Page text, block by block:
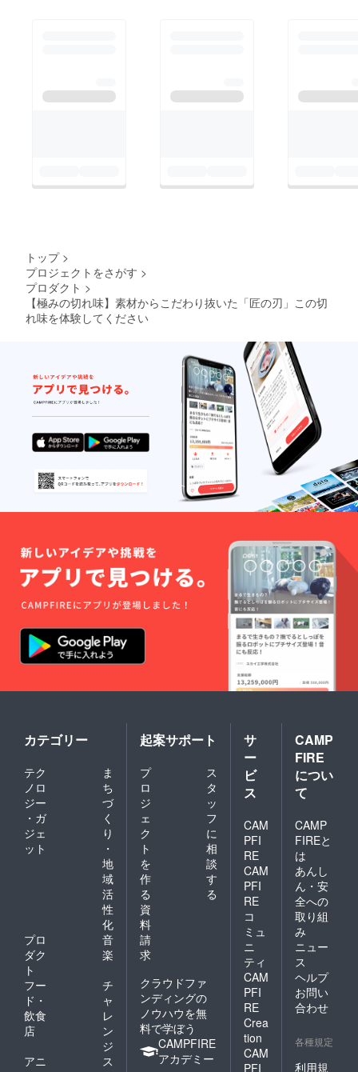
トップ >
プロジェクトをさがす >
プロダクト >
【極みの切れ味】素材からこだわり抜いた「匠の刃」この切
れ味を体験してください
カテゴリー
テク
ノロ
ジー
・ガ
ジェ
ット
ま
ち
づ
く
り
・
地
域
活
性
化
プロ
ダク
ト
音
楽
フー
ド・
飲食
店
チ
ャ
レ
ン
ジ
アニ
ス
起案サポート
プ
ロ
ジ
ェ
ク
ト
を
作
る
ス
タ
ッ
フ
に
相
談
す
る
資
料
請
求
クラウドファ
ンディングの
ノウハウを無
料で学ぼう
CAMPFIRE
アカデミー
サ
ー
ビ
ス
CAM
PFI
RE
CAM
PFI
RE
コ
ミュ
ニ
ティ
CAM
PFI
RE
Crea
tion
CAM
PFI
CAMP
FIRE
につい
て
CAMP
FIREと
は
あんし
ん・安
全への
取り組
み
ニュー
ス
ヘルプ
お問い
合わせ
各種規定
利用規